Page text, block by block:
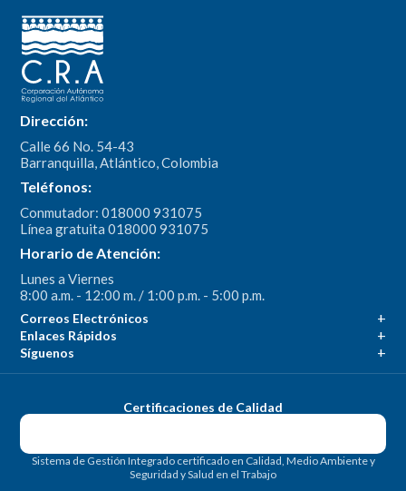
Dirección:
Calle 66 No. 54-43
Barranquilla, Atlántico, Colombia
Teléfonos:
Conmutador: 018000 931075
Línea gratuita 018000 931075
Horario de Atención:
Lunes a Viernes
8:00 a.m. - 12:00 m. / 1:00 p.m. - 5:00 p.m.
Correos Electrónicos
Enlaces Rápidos
Síguenos
Certificaciones de Calidad
Sistema de Gestión Integrado certificado en Calidad, Medio Ambiente y
Seguridad y Salud en el Trabajo